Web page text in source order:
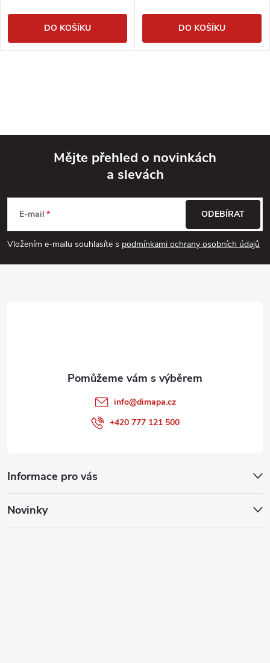
DO KOŠÍKU DO KOŠÍKU
p
a
Mějte přehled o novinkách
a slevách
E-mail
Vložením e-mailu souhlasíte s podmínkami ochrany osobních údajů
ODEBÍRAT
Informace pro vás
Novinky
info@dimapa.cz
+420 777 121 500